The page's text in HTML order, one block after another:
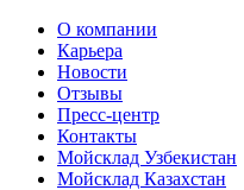
О компании
Карьера
Новости
Отзывы
Пресс-центр
Контакты
Мойсклад Узбекистан
Мойсклад Казахстан